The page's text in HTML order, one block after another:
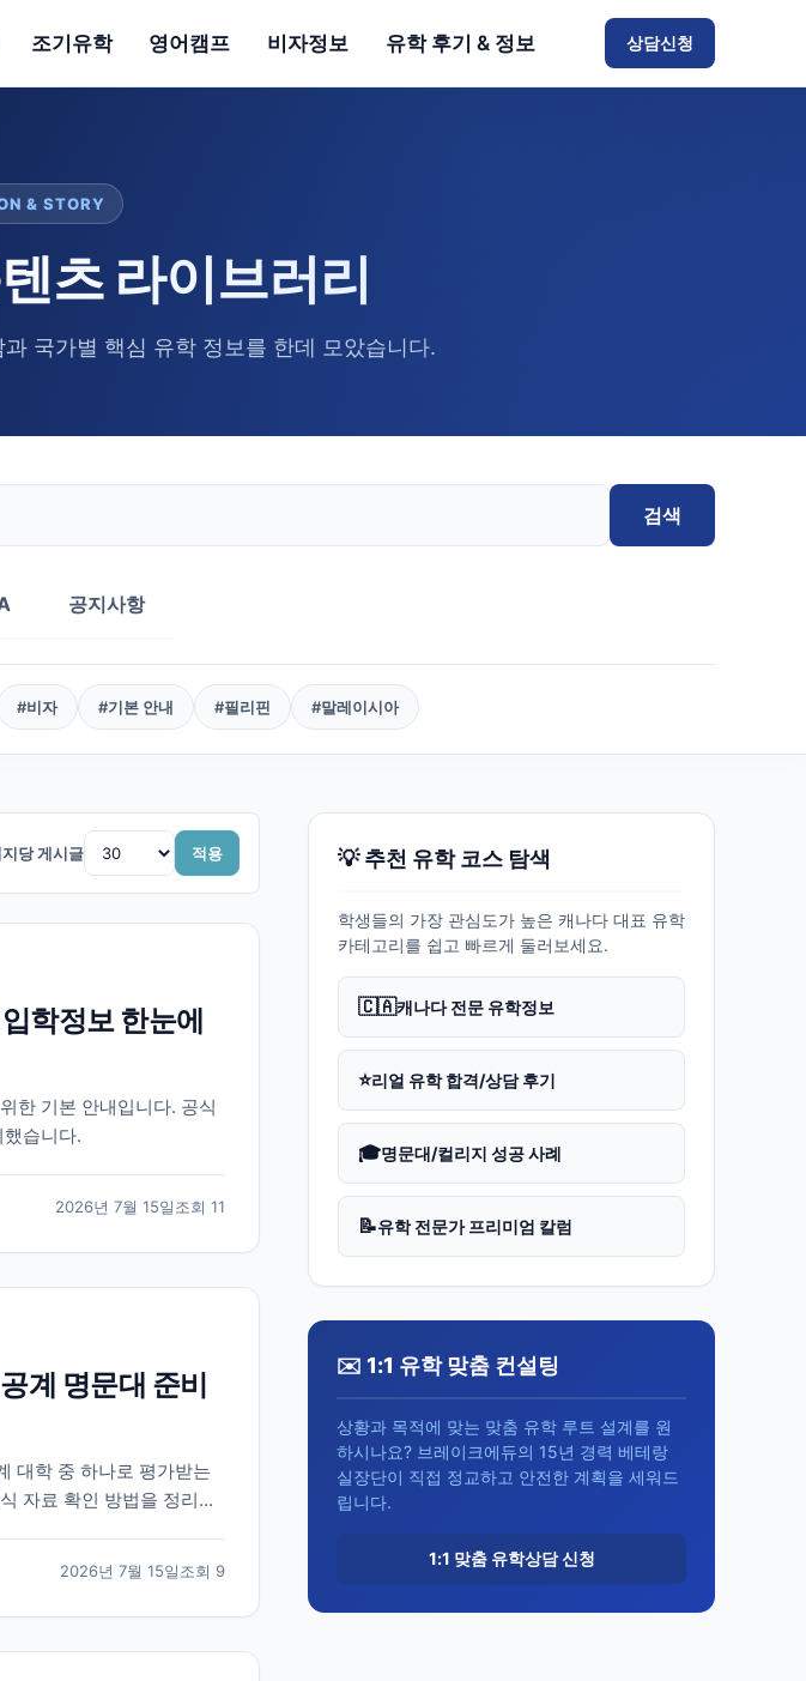
조기유학 영어캠프 비자정보 유학 후기 & 정보 상담신청
& STORY
츠 라이브러리
국가별 핵심 유학 정보를 한데 모았습니다.
검색
공지사항
#비자 #기본 안내 #필리핀 #말레이시아
당 게시글 적용
학정보 한눈에
한 기본 안내입니다. 공식
습니다.
2026년 7월 15일조회 11
계 명문대 준비
대학 중 하나로 평가받는
자료 확인 방법을 정리했
2026년 7월 15일조회 9
💡 추천 유학 코스 탐색
학생들의 가장 관심도가 높은 캐나다 대표 유학
카테고리를 쉽고 빠르게 둘러보세요.
🇨🇦캐나다 전문 유학정보
⭐리얼 유학 합격/상담 후기
🎓명문대/컬리지 성공 사례
📝유학 전문가 프리미엄 칼럼
✉️ 1:1 유학 맞춤 컨설팅
상황과 목적에 맞는 맞춤 유학 루트 설계를 원
하시나요? 브레이크에듀의 15년 경력 베테랑
실장단이 직접 정교하고 안전한 계획을 세워드
립니다.
1:1 맞춤 유학상담 신청